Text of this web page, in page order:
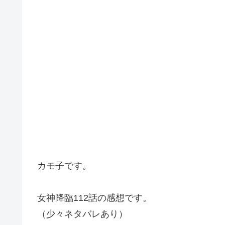
カモ子です。
女神降臨112話の感想です。
（少々ネタバレあり）